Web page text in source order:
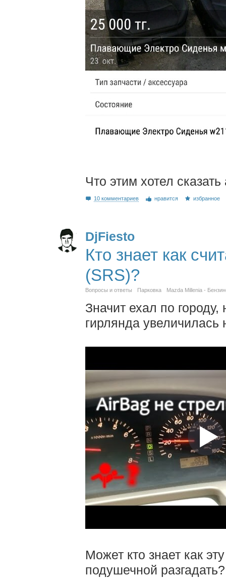
Что этим хотел сказать
10 комментариев нравится избранное
DjFiesto
Кто знает как
(SRS)?
Вопросы и ответы Парковка Mazda Millenia -
Значит ехал по городу,
гирлянда увеличилась
Может кто знает как
подушечной разгадать?